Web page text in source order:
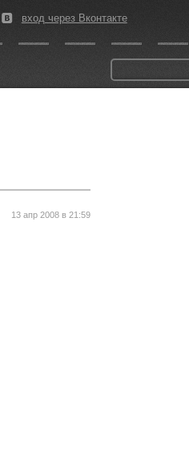
вход через Вконтакте
13 апр 2008 в 21:59